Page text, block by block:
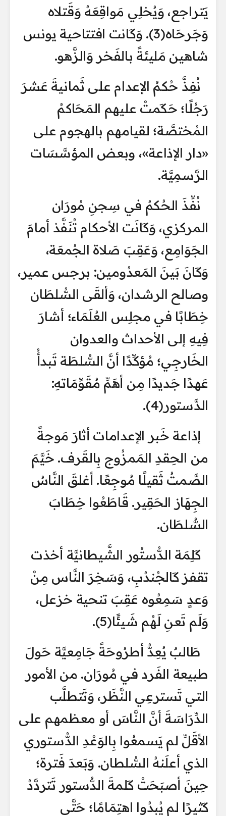
يَتراجع، وَيُخلِي مَواقِعَهُ وَقَتلاه
وَجَرحَاه(3). وَكَانت افتتاحية يونس
شاهين مَليئةً بالفَخر وَالزَّهو.
نُفِذَّ حُكمُ الإعدام على ثَمانيةَ عَشرَ
رَجُلًا؛ حَكَمتْ عليهم المَحَاكمُ
المُختصَّة؛ لقيامهم بالهجوم على
«دار الإذاعة»، وبعض المؤسَّسَات
الرَّسمِيَّة.
نُفِّذَ الحُكمُ في سِجنِ مُورَان
المركزي، وَكَانَت الأحكام تُنَفَّذ أمامَ
الجَوَامِع، وَعَقِبَ صَلاة الجُمعَة،
وَكَانَ بَينَ المَعدُومين: برجس عمير،
وصالح الرشدان، وَألقَى السُّلطَان
خِطَابًا في مجلِس العُلَمَاء؛ أشارَ
فِيهِ إلى الأحداث والعدوان
الخَارجِي؛ مُؤكِّدًا أنَّ السُّلطَة تَبدأُ
عَهدًا جَديدًا مِن أهَمِّ مُقَوِّمَاتهِ:
الدَّستور(4).
إذاعة خَبر الإعدامات أثارَ مَوجةً
من الحِقدِ المَمزُوج بِالقَرف. خَيَّمَ
الصَّمتُ ثَقيلًا مُوجِعًا. أغلقَ النَّاسُ
الجِهَاز الحَقِير. قَاطَعُوا خِطَابَ
السُّلطَان.
كَلِمَة الدُّستُور الشَّيطانيَّة أخذت
تقفز كَالجُندُبِ، وَسَخِرَ النَّاس مِنْ
وَعدٍ سَمِعُوه عَقِبَ تنحية خزعل،
وَلَم تَعنِ لَهُم شَيئًا(5).
طَالبٌ يُعِدُّ أطرُوحَةً جَامِعيَّة حَولَ
طبيعة الفَرد في مُورَان. من الأمور
التي تَسترعِي النَّظَر، وَتَتطلَّب
الدِّرَاسَةَ أنَّ النَّاسَ أو معظمهم على
الأقَلِّ لم يَسمعُوا بِالوَعْدِ الدُّستوري
الذي أعلَنهُ السُّلطان. وَبَعدَ فَترة؛
حِينَ أصبَحَتْ كَلمةَ الدُّستور تَتردَّدُ
كَثيرًا لم يُبدُوا اهتِمَامًا؛ حَتَّى